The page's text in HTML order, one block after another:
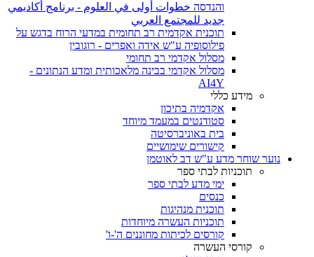
והנדסה خطوات أولى في العلوم - برنامج أكاديمي
جديد للمجتمع العربي
תוכנית אקדמית רב תחומית במדעי הרוח בדגש על
פילוסופיה ע"ש אידה ואפרים - רוגובין
מסלול אקדמי רב תחומי
מסלול אקדמי בבינה מלאכותית ומדע הנתונים -
AI4Y
מידע כללי
אקדמיה בתיכון
סטודנטים במעמד מיוחד
בית באוניברסיטה
קישורים שימושיים
נוער שוחר מדע ע"ש דב לאוטמן
תוכניות לבתי ספר
ימי מדע לבתי ספר
כנסים
תוכנית מנהיגות
תוכניות העשרה מיוחדות
קורסים לכיתות מחוננים ה'-ו'
קורסי העשרה